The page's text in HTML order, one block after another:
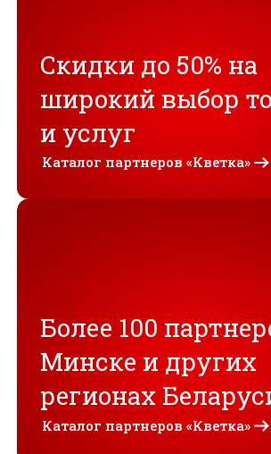
Скидки до 50% на
широкий выбор
и услуг
Каталог партнеров «Кветка»
Более 100
Минске и других
регионах
Каталог партнеров «Кветка»